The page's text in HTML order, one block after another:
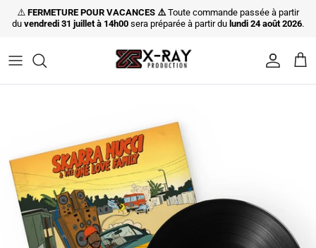
Aller au contenu
⚠️ FERMETURE POUR VACANCES ⚠️Toute commande passée à partir
du vendredi 31 juillet à 14h00 sera préparée à partir du lundi 24 août 2026.
Compte